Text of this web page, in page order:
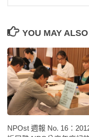
YOU MAY
NPOst 週報 No. 16：